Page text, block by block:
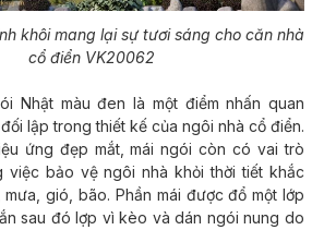
khôi mang lại sự tươi sáng cho căn nhà
cổ điển VK20062
Nhật màu đen là một điểm nhấn quan
lập trong thiết kế của ngôi nhà cổ điển.
ứng đẹp mắt, mái ngói còn có vai trò
việc bảo vệ ngôi nhà khỏi thời tiết khắc
gió, bão. Phần mái được đổ một lớp
sau đó lợp vì kèo và dán ngói nung do